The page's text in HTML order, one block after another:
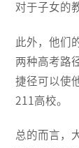
对于子女的
此外，他们
两种高考路
捷径可以使
211高校。
总的而言，